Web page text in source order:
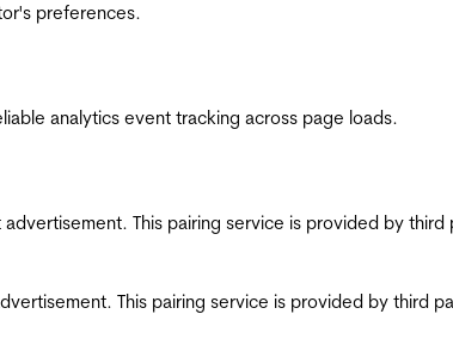
preferences.
analytics event tracking across page loads.
This pairing service is provided by
This pairing service is provided by third